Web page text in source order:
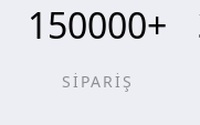
150000+
SİPARİŞ